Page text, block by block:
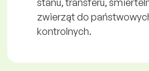
stanu, transferu,
zwierząt do
kontrolnych.